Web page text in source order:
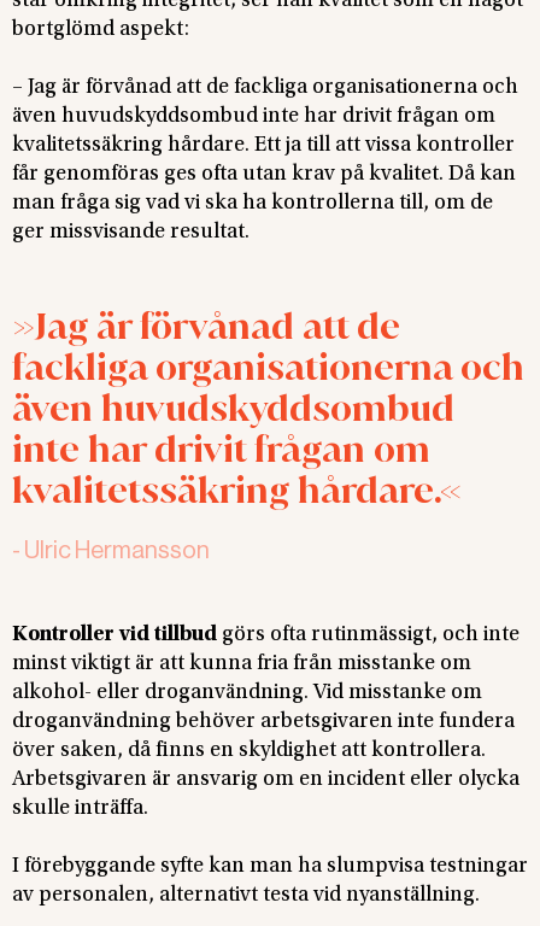
bortglömd aspekt:
– Jag är förvånad att de fackliga organisationerna och
även huvudskyddsombud inte har drivit frågan om
kvalitetssäkring hårdare. Ett ja till att vissa kontroller
får genomföras ges ofta utan krav på kvalitet. Då kan
man fråga sig vad vi ska ha kontrollerna till, om de
ger missvisande resultat.
Jag är förvånad att de
fackliga organisationerna och
även huvudskyddsombud
inte har drivit frågan om
kvalitetssäkring hårdare.
- Ulric Hermansson
Kontroller vid tillbud görs ofta rutinmässigt, och inte
minst viktigt är att kunna fria från misstanke om
alkohol- eller droganvändning. Vid misstanke om
droganvändning behöver arbetsgivaren inte fundera
över saken, då finns en skyldighet att kontrollera.
Arbetsgivaren är ansvarig om en incident eller olycka
skulle inträffa.
I förebyggande syfte kan man ha slumpvisa testningar
av personalen, alternativt testa vid nyanställning.